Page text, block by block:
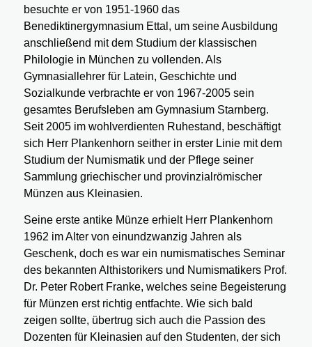
besuchte er von 1951-1960 das
Benediktinergymnasium Ettal, um seine Ausbildung
anschließend mit dem Studium der klassischen
Philologie in München zu vollenden. Als
Gymnasiallehrer für Latein, Geschichte und
Sozialkunde verbrachte er von 1967-2005 sein
gesamtes Berufsleben am Gymnasium Starnberg.
Seit 2005 im wohlverdienten Ruhestand, beschäftigt
sich Herr Plankenhorn seither in erster Linie mit dem
Studium der Numismatik und der Pflege seiner
Sammlung griechischer und provinzialrömischer
Münzen aus Kleinasien.
Seine erste antike Münze erhielt Herr Plankenhorn
1962 im Alter von einundzwanzig Jahren als
Geschenk, doch es war ein numismatisches Seminar
des bekannten Althistorikers und Numismatikers Prof.
Dr. Peter Robert Franke, welches seine Begeisterung
für Münzen erst richtig entfachte. Wie sich bald
zeigen sollte, übertrug sich auch die Passion des
Dozenten für Kleinasien auf den Studenten, der sich